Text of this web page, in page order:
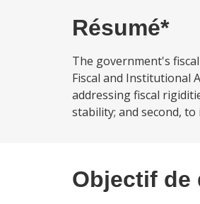
Résumé*
The government's
Fiscal and Institutional
addressing fiscal
stability; and second,
Objectif de